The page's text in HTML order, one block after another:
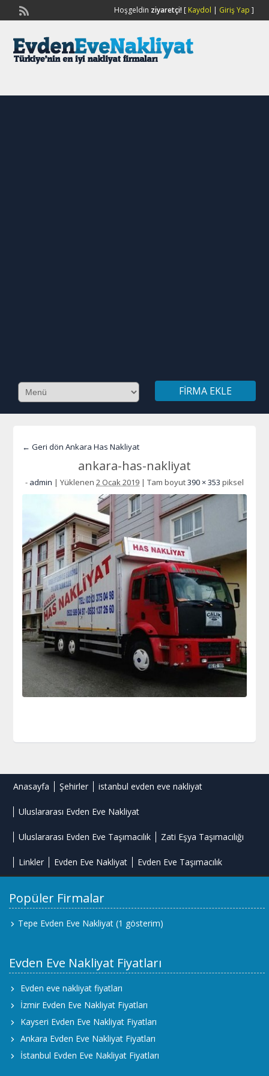
Hoşgeldin ziyaretçi![ Kaydol | Giriş Yap ]
FIRMA EKLE
← Geri dön Ankara Has Nakliyat
ankara-has-nakliyat
- admin | Yüklenen 2 Ocak 2019 | Tam boyut390 × 353 piksel
Anasayfa Şehirler istanbul evden eve nakliyat
Uluslararası Evden Eve Nakliyat
Uluslararası Evden Eve Taşımacılık Zati Eşya Taşımacılığı
Linkler Evden Eve Nakliyat Evden Eve Taşımacılık
Popüler Firmalar
Tepe Evden Eve Nakliyat (1 gösterim)
Evden Eve Nakliyat Fiyatları
Evden eve nakliyat fiyatları
İzmir Evden Eve Nakliyat Fiyatları
Kayseri Evden Eve Nakliyat Fiyatları
Ankara Evden Eve Nakliyat Fiyatları
İstanbul Evden Eve Nakliyat Fiyatları